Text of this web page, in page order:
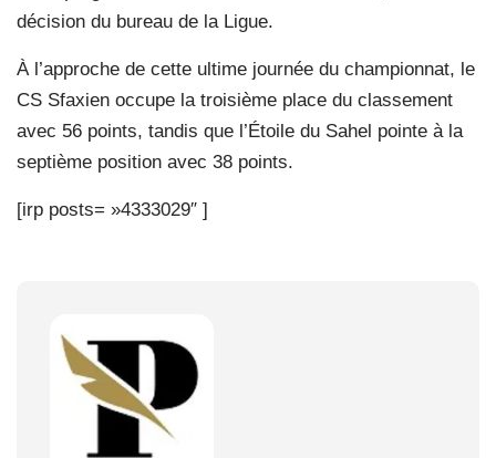
décision du bureau de la Ligue.
À l’approche de cette ultime journée du championnat, le
CS Sfaxien occupe la troisième place du classement
avec 56 points, tandis que l’Étoile du Sahel pointe à la
septième position avec 38 points.
[irp posts= »4333029″ ]